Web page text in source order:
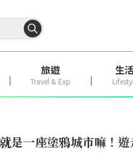
旅遊
Travel & Exp
生活
是一座塗鴉城市嘛！